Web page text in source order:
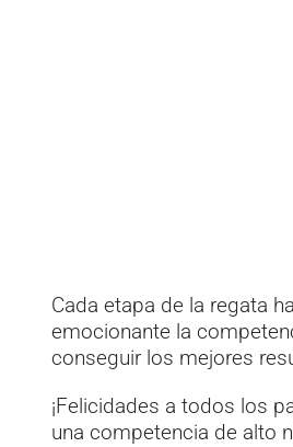
Cada etapa de la regata
emocionante la
conseguir los mejores
¡Felicidades a todos los
una competencia de alto